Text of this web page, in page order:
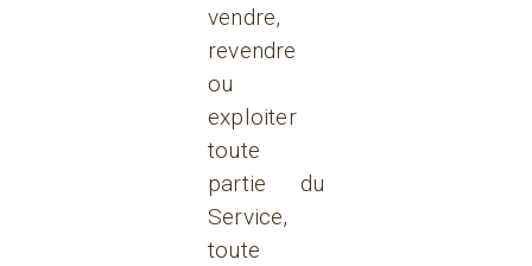
vendre,
revendre
ou
exploiter
toute
partie du
Service,
toute